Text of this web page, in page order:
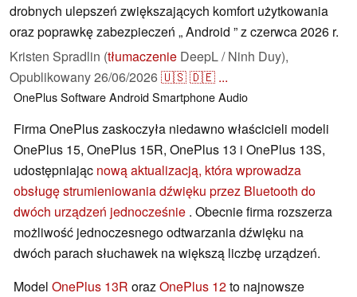
drobnych ulepszeń zwiększających komfort użytkowania
oraz poprawkę zabezpieczeń „ Android ” z czerwca 2026 r.
Kristen Spradlin (tłumaczenie DeepL / Ninh Duy),
Opublikowany26/06/2026🇺🇸🇩🇪 ...
OnePlusSoftwareAndroidSmartphoneAudio
Firma OnePlus zaskoczyła niedawno właścicieli modeli
OnePlus 15, OnePlus 15R, OnePlus 13 i OnePlus 13S,
udostępniając nową aktualizacją, która wprowadza
obsługę strumieniowania dźwięku przez Bluetooth do
dwóch urządzeń jednocześnie . Obecnie firma rozszerza
możliwość jednoczesnego odtwarzania dźwięku na
dwóch parach słuchawek na większą liczbę urządzeń.
Model OnePlus 13R orazOnePlus 12to najnowsze